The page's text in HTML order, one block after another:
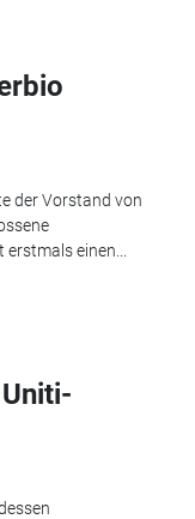
der Vorstand von
einen...